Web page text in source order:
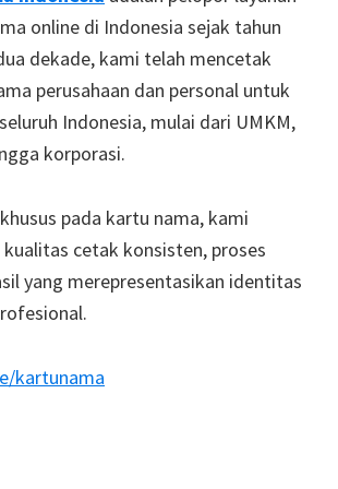
online di Indonesia sejak tahun
dekade, kami telah mencetak
perusahaan dan personal untuk
Indonesia, mulai dari UMKM,
korporasi.
pada kartu nama, kami
cetak konsisten, proses
yang merepresentasikan identitas
kartunama